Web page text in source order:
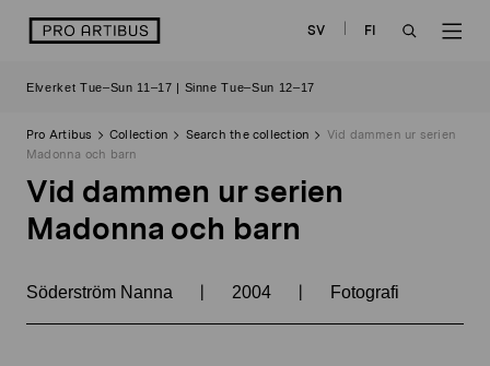
logo SV
FI
Elverket Tue–Sun 11–17 | Sinne Tue–Sun 12–17
Pro Artibus Collection Search the collection
Vid dammen ur serien
Madonna och barn
Vid dammen ur serien
Madonna och barn
Söderström Nanna | 2004 | Fotografi